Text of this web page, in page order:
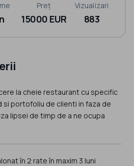
Preț
15000 EUR
Vizualizari
883
la cheie restaurant cu specific
si portofoliu de clienti in faza de
lipsei de timp de a ne ocupa
în 2 rate în maxim 3 luni